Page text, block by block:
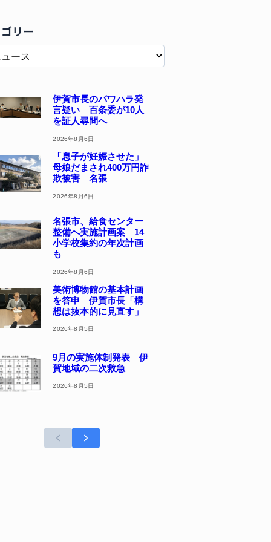
リー
伊賀市長のパワハラ発
言疑い 百条委が10人
を証人尋問へ
2026年8月6日
「息子が妊娠させた」
母娘だまされ400万円詐
欺被害 名張
2026年8月6日
名張市、給食センター
整備へ実施計画案 14
小学校集約の年次計画
も
2026年8月6日
美術博物館の基本計画
を答申 伊賀市長「構
想は抜本的に見直す」
2026年8月5日
9月の実施体制発表 伊
賀地域の二次救急
2026年8月5日